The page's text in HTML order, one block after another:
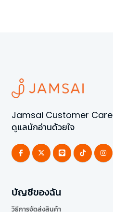
Jamsai Customer Care
ดูแลนักอ่านด้วยใจ
บัญชีของฉัน
วิธีการจัดส่งสินค้า